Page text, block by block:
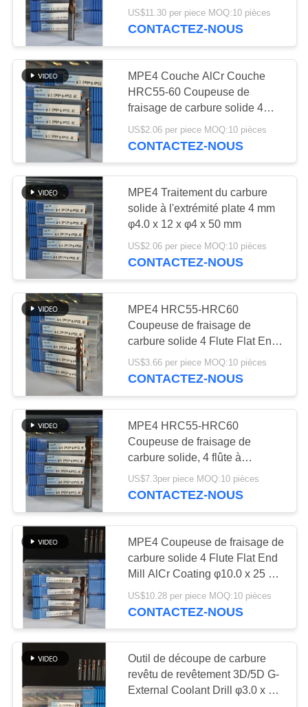
NOUVELLES
DEMANDEZ
UN DEVIS
PLAN
DU
SITE
POLITIQUE
DE
CONFIDENTIALITÉ
Commande
numérique par
ordinateur cannelant
des insertions
Insertions
d'incidence de
cermet
Insertions de
perceuse d'U
Outils de coupe
solides
Meules de diamant
5
mm
US$11.30 per piece MOQ:10 pièces
CONTACTEZ-NOUS
MPE4 Couche AlCr Couche
HRC55-60 Coupeuse de
fraisage de carbure solide 4
Flute Flat End Mill 3 mm φ3.0 x
8 x φ4 x 50 mm
US$2.06 per piece MOQ:10 pièces
CONTACTEZ-NOUS
MPE4 Traitement du carbure
solide à l'extrémité plate 4 mm
φ4.0 x 12 x φ4 x 50 mm
US$2.06 per piece MOQ:10 pièces
CONTACTEZ-NOUS
MPE4 HRC55-HRC60
Coupeuse de fraisage de
carbure solide 4 Flute Flat End
Mill CNC Mill Cutter φ6.0 x 15 x
φ6 x 50mm Couche AlCr
US$3.66 per piece MOQ:10 pièces
CONTACTEZ-NOUS
MPE4 HRC55-HRC60
Coupeuse de fraisage de
carbure solide, 4 flûte à
extrémité plate, coupeuse CNC,
4F à extrémité plate de carbure
US$7.3per piece MOQ:10 pièces
CONTACTEZ-NOUS
MPE4 Coupeuse de fraisage de
carbure solide 4 Flute Flat End
Mill AlCr Coating φ10.0 x 25 x
φ10 x 75 mm pour le moulin
CNC
US$10.28 per piece MOQ:10 pièces
CONTACTEZ-NOUS
Outil de découpe de carbure
revêtu de revêtement 3D/5D G-
External Coolant Drill φ3.0 x 3D